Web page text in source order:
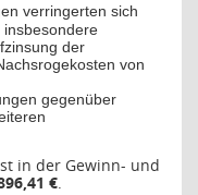
verringerten sich
der
von
gegenüber
in der Gewinn- und
€.